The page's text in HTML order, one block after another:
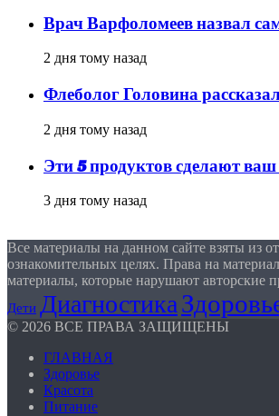
Врач Варфоломеев назвал
2 дня тому назад
Флеболог Головина
2 дня тому назад
Эти 5 продуктов сделают
3 дня тому назад
Все материалы на данном сайте взяты из
ознакомительных целях. Права на
материалы, которые нарушают авторские
Дети Диагностика
© 2026 ВСЕ ПРАВА ЗАЩИЩЕНЫ
ГЛАВНАЯ
Здоровье
Красота
Питание